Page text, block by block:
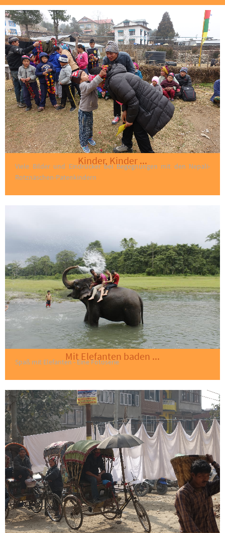
Kinder, Kinder ...
Viele Bilder und Eindrücker bei Begegnungen mit den Nepali-
Rotznäschen-Patenkindern
Mit Elefanten baden ...
Spaß mit Elefanten - Eine Fotoserie